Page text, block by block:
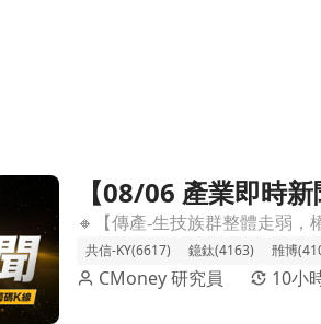
】傳產-生技類股權值股承壓拖累指
【08/06 產業即時
展現個別題材
共信-KY(6617)
鐿鈦(4163) 雃博
CMoney 研究員 10小